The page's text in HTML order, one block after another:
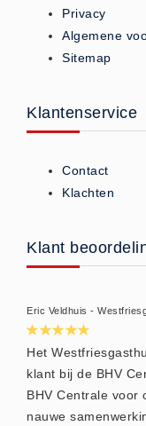
VCA Trajecten
ISO 9001
Ons Team
Nieuws
Contact
Klachten
Privacy
Retourneren
Algemene
Vacatures
Winkel
Privacy
Algemene
Sitemap
Klantenservice
Contact
Klachten
Klant
Eric Veldhuis -
Het
klant bij de BHV
BHV Centrale voor
nauwe